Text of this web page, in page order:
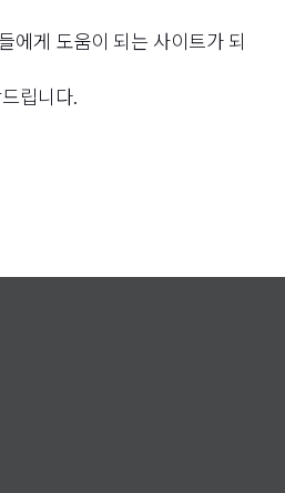
에게 도움이 되는 사이트가 되
립니다.